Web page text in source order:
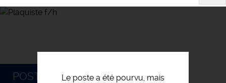
Le poste a été pourvu, mais
POSTULEZ